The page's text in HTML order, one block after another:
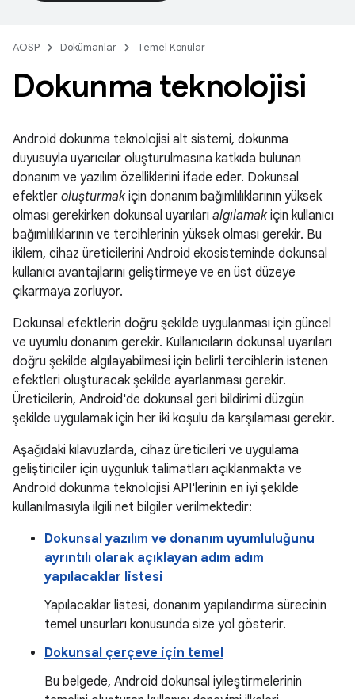
AOSP Dokümanlar Temel Konular
Dokunma teknolojisi
Android dokunma teknolojisi alt sistemi, dokunma
duyusuyla uyarıcılar oluşturulmasına katkıda bulunan
donanım ve yazılım özelliklerini ifade eder. Dokunsal
efektler oluşturmakiçin donanım bağımlılıklarının yüksek
olması gerekirken dokunsal uyarıları algılamakiçin kullanıcı
bağımlılıklarının ve tercihlerinin yüksek olması gerekir. Bu
ikilem, cihaz üreticilerini Android ekosisteminde dokunsal
kullanıcı avantajlarını geliştirmeye ve en üst düzeye
çıkarmaya zorluyor.
Dokunsal efektlerin doğru şekilde uygulanması için güncel
ve uyumlu donanım gerekir. Kullanıcıların dokunsal uyarıları
doğru şekilde algılayabilmesi için belirli tercihlerin istenen
efektleri oluşturacak şekilde ayarlanması gerekir.
Üreticilerin, Android'de dokunsal geri bildirimi düzgün
şekilde uygulamak için her iki koşulu da karşılaması gerekir.
Aşağıdaki kılavuzlarda, cihaz üreticileri ve uygulama
geliştiriciler için uygunluk talimatları açıklanmakta ve
Android dokunma teknolojisi API'lerinin en iyi şekilde
kullanılmasıyla ilgili net bilgiler verilmektedir:
Dokunsal yazılım ve donanım uyumluluğunu
ayrıntılı olarak açıklayan adım adım
yapılacaklar listesi
Yapılacaklar listesi, donanım yapılandırma sürecinin
temel unsurları konusunda size yol gösterir.
Dokunsal çerçeve için temel
Bu belgede, Android dokunsal iyileştirmelerinin